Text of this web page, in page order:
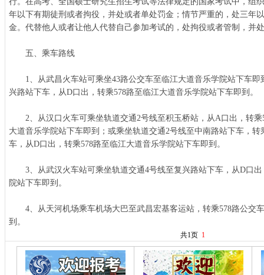
年以下有期徒刑或者拘役，并处或者单处罚金；情节严重的，处三年
金。代替他人或者让他人代替自己参加考试的，处拘役或者管制，并
五、乘车路线
1、从武昌火车站可乘坐43路公交车至临江大道音乐学院站下车即
兴路站下车，从D口出，转乘578路至临江大道音乐学院站下车即到。
2、从汉口火车可乘坐轨道交通2号线至积玉桥站，从A口出，转乘
大道音乐学院站下车即到；或乘坐轨道交通2号线至中南路站下车，
车，从D口出，转乘578路至临江大道音乐学院站下车即到。
3、从武汉火车站可乘坐轨道交通4号线至复兴路站下车，从D口出
院站下车即到。
4、从天河机场乘车机场大巴至武昌宏基客运站，转乘578路公交
到。
共1页 1